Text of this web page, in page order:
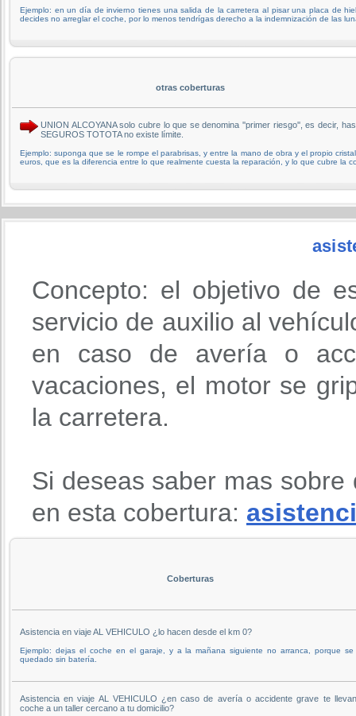
Ejemplo: en un día de invierno tienes una salida de la carretera al pisar una placa de
decides no arreglar el coche, por lo menos tendrígas derecho a la indemnización de las
otras coberturas
UNION ALCOYANA solo cubre lo que se denomina ''primer riesgo'', es decir,
SEGUROS TOTOTA no existe límite.
Ejemplo: suponga que se le rompe el parabrisas, y entre la mano de obra y el propio
euros, que es la diferencia entre lo que realmente cuesta la reparación, y lo que cubre la
Concepto: el objetivo de
servicio de auxilio al
en caso de avería o
vacaciones, el motor se
la carretera.
Si deseas saber mas
en esta cobertura:
Coberturas
Asistencia en viaje AL VEHICULO ¿lo hacen desde el km 0?
Ejemplo: dejas el coche en el garaje, y a la mañana siguiente no arranca, porque se
quedado sin batería.
Asistencia en viaje AL VEHICULO ¿en caso de avería o accidente grave te
coche a un taller cercano a tu domicilio?